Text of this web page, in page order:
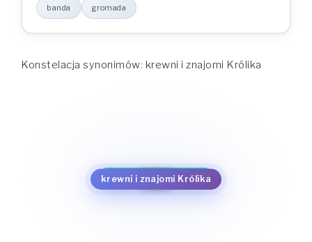
banda gromada
Konstelacja synonimów: krewni i znajomi Królika
krewni i znajomi Królika
facja
klika
koteria
koteryjka
kółko wzajemnej adoracji
mafia
sitwa
klan
krewni i znajomi królika
szajka
banda
gromada